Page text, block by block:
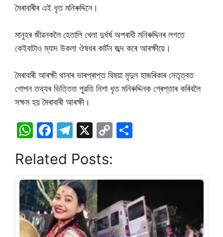
মৈৰাবাৰীৰ এই ধৃত মনিৰুদ্দিনে।
মানুহৰ জীৱনকলৈ হেতালি খেলা দুৰ্ধৰ্ষ অপৰাধী মনিৰুদ্দিনৰ লগতে
কেইবাটাও ম্যাদ উকলা ঔষধৰ কাৰ্টন জব্দ কৰে আৰক্ষীয়ে।
মৈৰাবাৰী আৰক্ষী থানাৰ ভাৰপ্ৰাপ্ত বিষয়া মৃদুল হাজৰিকাৰ নেতৃত্বত
গোপন তথ্যৰ ভিত্তিত পুৱতি নিশা ধৃত মনিৰুদ্দিনক গ্ৰেপ্তাৰ কৰিবলৈ
সক্ষম হয় মৈৰাবাৰী আৰক্ষী।
W
at
s
A
p
p
F
c
e
b
o
o
T
e
gr
a
m
X
C
y
n
k
e
Related Posts: